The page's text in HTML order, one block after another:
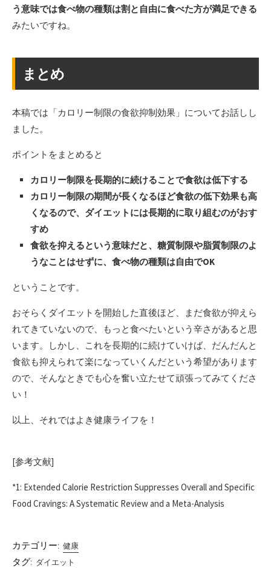
う意味では食べ物の種類は割と自由に食べた方が満足できる
みたいですね。
まとめ
本稿では「カロリー制限の食欲抑制効果」についてお話しし
ました。
ポイントをまとめると
カロリー制限を長期的に続けることで食欲は低下する
カロリー制限の期間が長くなるほど食欲の低下効果も高
くなるので、ダイエットには長期的に取り組むのがおす
すめ
食欲を抑えるという意味だと、糖質制限や脂質制限のよ
うなことはせずに、食べ物の種類は自由でOK
ということです。
おそらくダイエットを開始した直後ほど、まだ食欲が抑えら
れてきていないので、もっと食べたいという辛さがあると思
います。しかし、これを長期的に続けていけば、だんだんと
食欲も抑えられて楽になっていくんだという希望があります
ので、そんなときでも心を奮い立たせて頑張ってみてくださ
い！
以上、それではよき健康ライフを！
[参考文献]
*1: Extended Calorie Restriction Suppresses Overall and Specific
Food Cravings: A Systematic Review and a Meta-Analysis
カテゴリー: 健康
タグ: ダイエット